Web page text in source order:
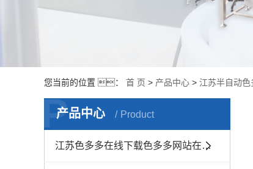
您当前的位置 ： 首 页 > 产品中心 > 江苏半自动
产品中心 Product
P
江苏色多多在线下载色多多网站在线看